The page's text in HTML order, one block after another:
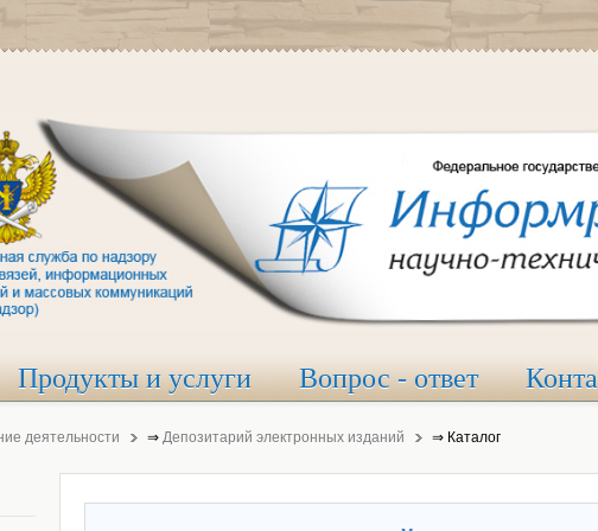
Продукты и услуги Вопрос - ответ
деятельности ⇒ Депозитарий электронных изданий ⇒ Каталог